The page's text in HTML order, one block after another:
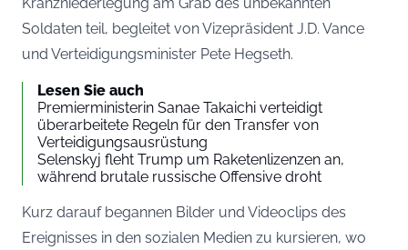
Soldaten teil, begleitet von Vizepräsident J.D. Vance
und Verteidigungsminister Pete Hegseth.
Lesen Sie auch
Premierministerin Sanae Takaichi verteidigt
überarbeitete Regeln für den Transfer von
Verteidigungsausrüstung
Selenskyj fleht Trump um Raketenlizenzen an,
während brutale russische Offensive droht
Kurz darauf begannen Bilder und Videoclips des
Ereignisses in den sozialen Medien zu kursieren, wo